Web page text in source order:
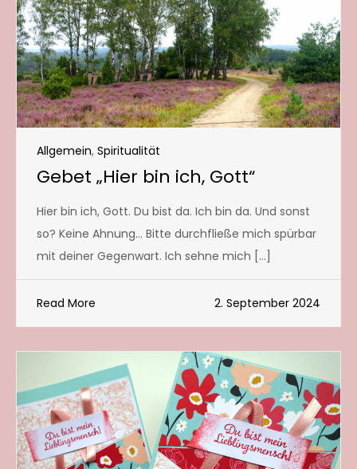
Allgemein, Spiritualität
Gebet „Hier bin ich, Gott“
Hier bin ich, Gott. Du bist da. Ich bin da. Und sonst
so? Keine Ahnung… Bitte durchfließe mich spürbar
mit deiner Gegenwart. Ich sehne mich […]
Read More 2. September 2024